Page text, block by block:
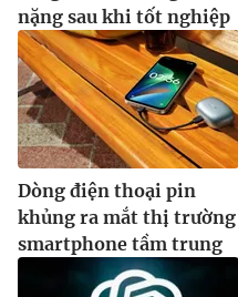
nặng sau khi tốt nghiệp
Dòng điện thoại pin
khủng ra mắt thị trường
smartphone tầm trung